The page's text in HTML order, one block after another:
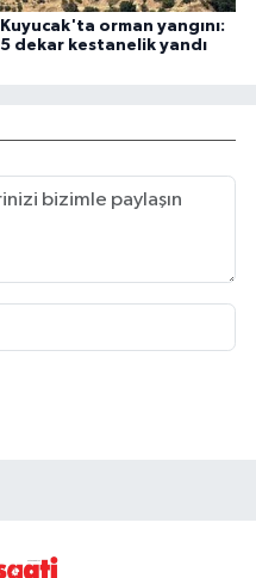
Kuyucak'ta orman yangını:
5 dekar kestanelik yandı